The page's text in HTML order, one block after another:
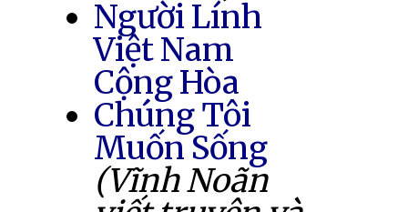
Người Lính
Việt Nam
Cộng Hòa
Chúng Tôi
Muốn Sống
(Vĩnh Noãn